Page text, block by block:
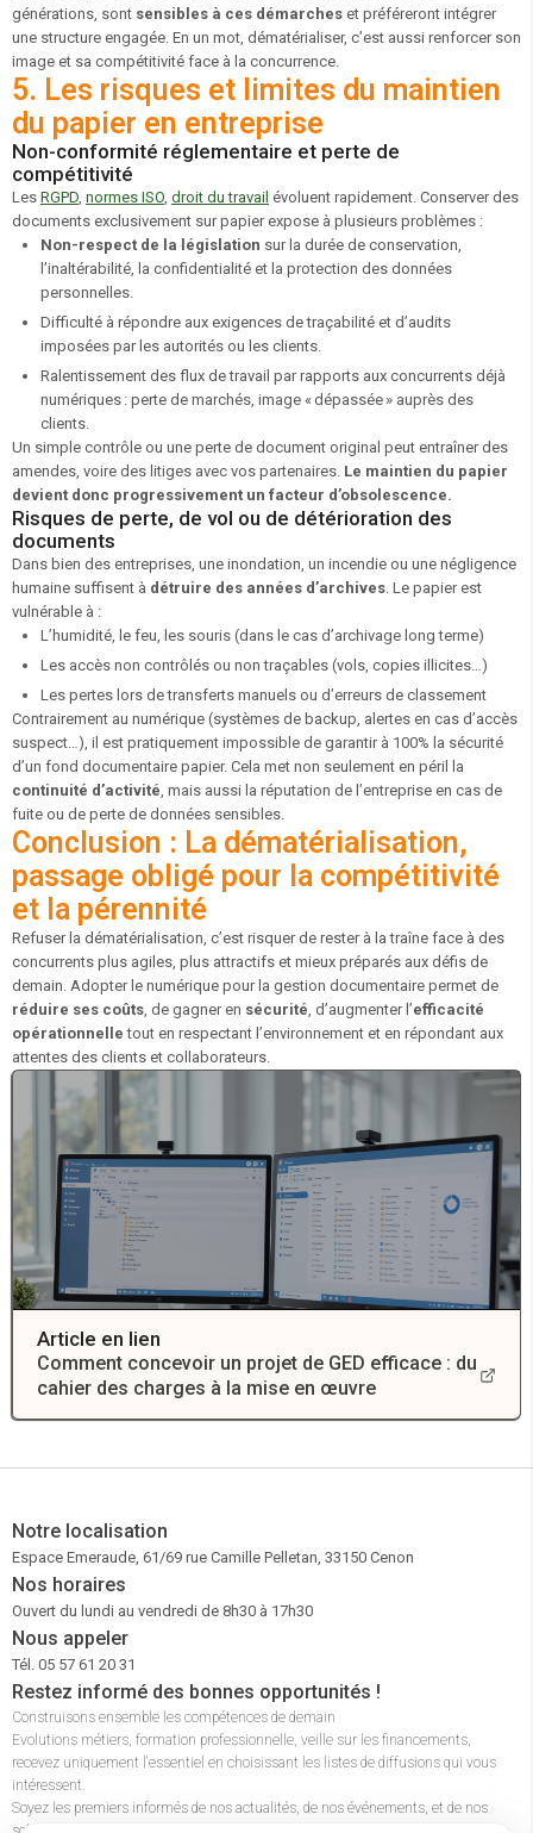
générations, sont sensibles à ces démarches et préféreront intégrer
une structure engagée. En un mot, dématérialiser, c’est aussi renforcer son
image et sa compétitivité face à la concurrence.
5. Les risques et limites du maintien
du papier en entreprise
Non-conformité réglementaire et perte de
compétitivité
Les RGPD, normes ISO, droit du travail évoluent rapidement. Conserver des
documents exclusivement sur papier expose à plusieurs problèmes :
Non-respect de la législation sur la durée de conservation,
l’inaltérabilité, la confidentialité et la protection des données
personnelles.
Difficulté à répondre aux exigences de traçabilité et d’audits
imposées par les autorités ou les clients.
Ralentissement des flux de travail par rapports aux concurrents déjà
numériques : perte de marchés, image « dépassée » auprès des
clients.
Un simple contrôle ou une perte de document original peut entraîner des
amendes, voire des litiges avec vos partenaires. Le maintien du papier
devient donc progressivement un facteur d’obsolescence.
Risques de perte, de vol ou de détérioration des
documents
Dans bien des entreprises, une inondation, un incendie ou une négligence
humaine suffisent à détruire des années d’archives. Le papier est
vulnérable à :
L’humidité, le feu, les souris (dans le cas d’archivage long terme)
Les accès non contrôlés ou non traçables (vols, copies illicites…)
Les pertes lors de transferts manuels ou d’erreurs de classement
Contrairement au numérique (systèmes de backup, alertes en cas d’accès
suspect…), il est pratiquement impossible de garantir à 100% la sécurité
d’un fond documentaire papier. Cela met non seulement en péril la
continuité d’activité, mais aussi la réputation de l’entreprise en cas de
fuite ou de perte de données sensibles.
Conclusion : La dématérialisation,
passage obligé pour la compétitivité
et la pérennité
Refuser la dématérialisation, c’est risquer de rester à la traîne face à des
concurrents plus agiles, plus attractifs et mieux préparés aux défis de
demain. Adopter le numérique pour la gestion documentaire permet de
réduire ses coûts, de gagner en sécurité, d’augmenter l’efficacité
opérationnelle tout en respectant l’environnement et en répondant aux
attentes des clients et collaborateurs.
Article en lien
Comment concevoir un projet de GED efficace : du
cahier des charges à la mise en œuvre
Notre localisation
Espace Emeraude, 61/69 rue Camille Pelletan, 33150 Cenon
Nos horaires
Ouvert du lundi au vendredi de 8h30 à 17h30
Nous appeler
Tél. 05 57 61 20 31
Restez informé des bonnes opportunités !
Construisons ensemble les compétences de demain
Evolutions métiers, formation professionnelle, veille sur les financements,
recevez uniquement l'essentiel en choisissant les listes de diffusions qui vous
intéressent.
Soyez les premiers informés de nos actualités, de nos événements, et de nos